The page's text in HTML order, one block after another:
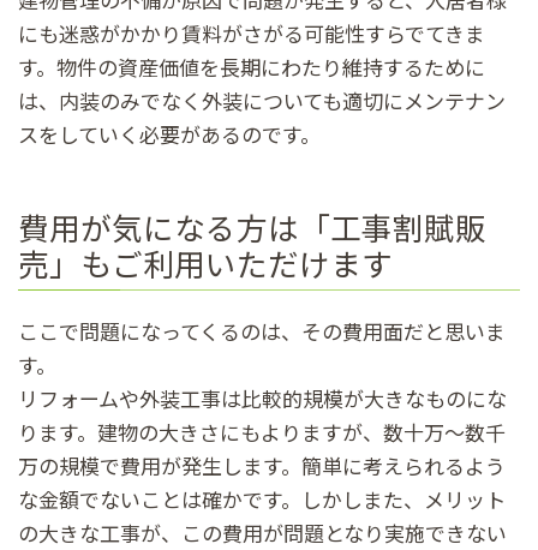
にも迷惑がかかり賃料がさがる可能性すらでてきま
す。物件の資産価値を長期にわたり維持するために
は、内装のみでなく外装についても適切にメンテナン
スをしていく必要があるのです。
費用が気になる方は「工事割賦販
売」もご利用いただけます
ここで問題になってくるのは、その費用面だと思いま
す。
リフォームや外装工事は比較的規模が大きなものにな
ります。建物の大きさにもよりますが、数十万～数千
万の規模で費用が発生します。簡単に考えられるよう
な金額でないことは確かです。しかしまた、メリット
の大きな工事が、この費用が問題となり実施できない